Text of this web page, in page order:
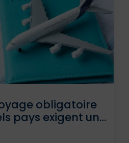
obligatoire
pays exigent une